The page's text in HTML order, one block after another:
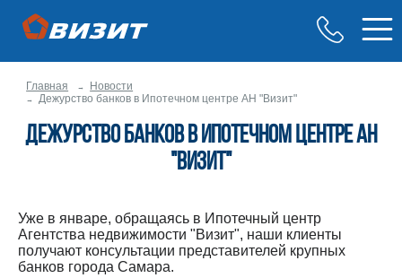
Главная
Новости
Дежурство банков в Ипотечном центре АН "Визит"
Дежурство банков в Ипотечном центре АН
"Визит"
Уже в январе, обращаясь в Ипотечный центр
Агентства недвижимости "Визит", наши клиенты
получают консультации представителей крупных
банков города Самара.